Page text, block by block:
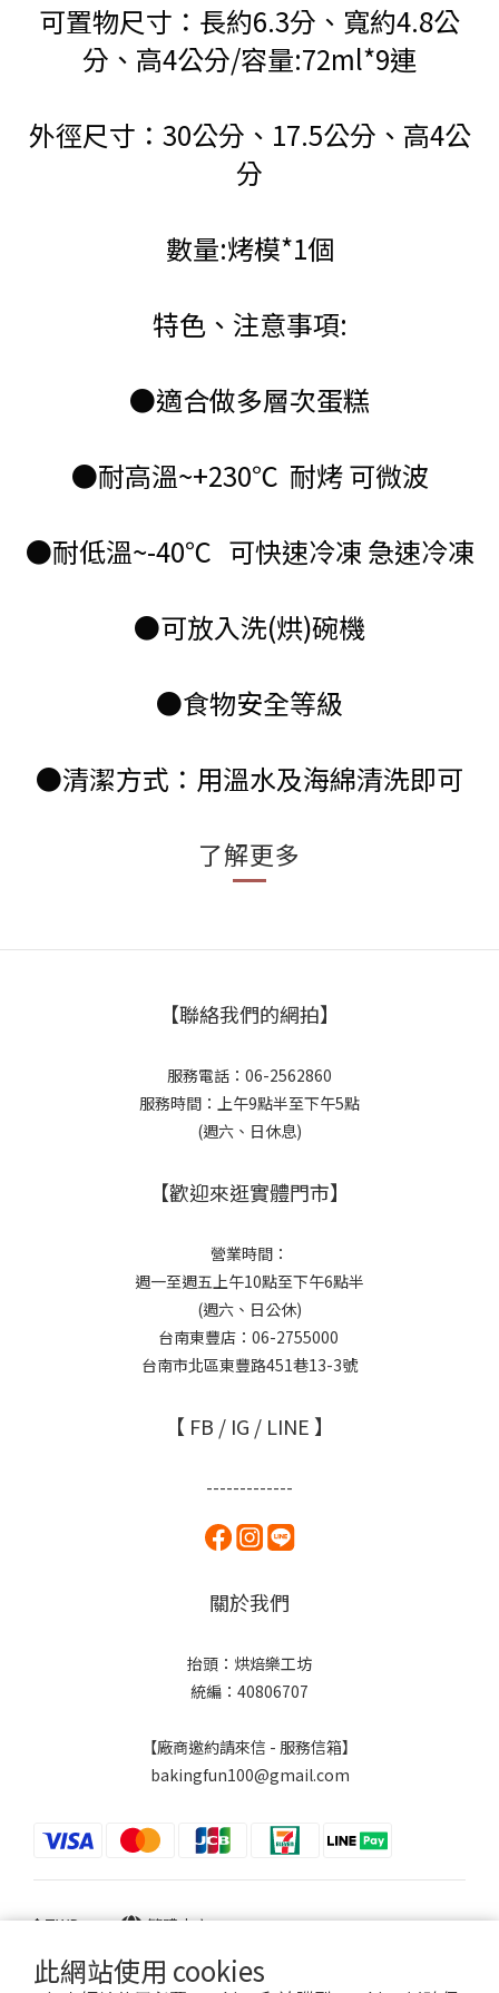
此網站使用 cookies
可置物尺寸：長約6.3分、寬約4.8公
分、高4公分/容量:72ml*9連
外徑尺寸：30公分、17.5公分、高4公
分
數量:烤模*1個
特色、注意事項:
●適合做多層次蛋糕
●耐高溫~+230℃ 耐烤 可微波
●耐低溫~-40℃ 可快速冷凍 急速冷凍
●可放入洗(烘)碗機
●食物安全等級
●清潔方式：用溫水及海綿清洗即可
了解更多
【聯絡我們的網拍】
服務電話：06-2562860
服務時間：上午9點半至下午5點
(週六、日休息)
【歡迎來逛實體門市】
營業時間：
週一至週五上午10點至下午6點半
(週六、日公休)
台南東豐店：06-2755000
台南市北區東豐路451巷13-3號
【 FB / IG / LINE 】
-------------
關於我們
抬頭：烘焙樂工坊
統編：40806707
【廠商邀約請來信 - 服務信箱】
bakingfun100@gmail.com
$TWD 繁體中文